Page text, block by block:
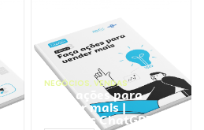
NEGÓCIOS, VENDAS
Faça ações para
vender mais |
Prompts ChatGPT